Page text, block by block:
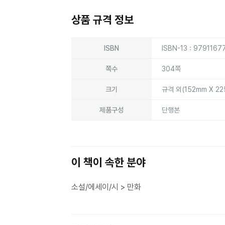
상품 규격 정보
ISBN ISBN-13 :
쪽수 304쪽
크기 규격 외(152mm X
제품구성 단행본
이 책이 속한 분야
소설/에세이/시 > 만화